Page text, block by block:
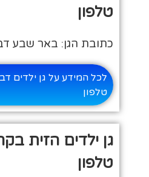
טלפון
כתובת הגן: באר שבע
לכל המידע על גן ילדים
טלפון
גן ילדים הזית
טלפון